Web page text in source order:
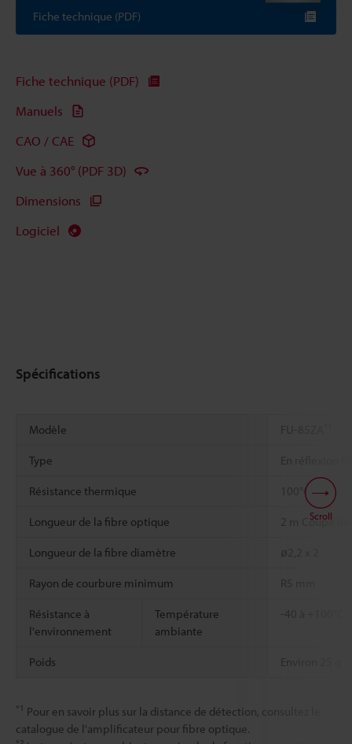
Fiche technique (PDF)
Fiche technique (PDF)
Manuels
CAO / CAE
Vue à 360° (PDF 3D)
Dimensions
Logiciel
Spécifications
Modèle FU-85ZA
Type En réflexion
Résistance thermique 100°C
Longueur de la fibre optique 2 m Coupe
Longueur de la fibre diamètre ø2,2 x 2
Rayon de courbure minimum R5 mm
Résistance à
l'environnement
Température
ambiante
-40 à +100°C
Poids Environ 25 g
*1 Pour en savoir plus sur la distance de détection, consultez le
catalogue de l'amplificateur pour fibre optique.
Scroll